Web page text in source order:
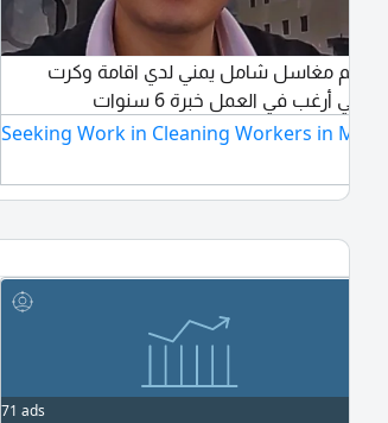
معلم مغاسل شامل يمني لدي اقامة وكرت
صحي أرغب في العمل خبرة 6 سنوات
Seeking Work in Cleaning Workers in
71 ads